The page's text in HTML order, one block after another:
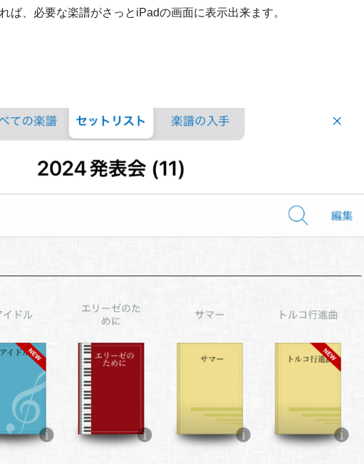
ば、必要な楽譜がさっとiPadの画面に表示出来ます。